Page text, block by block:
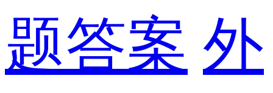
题答案 外